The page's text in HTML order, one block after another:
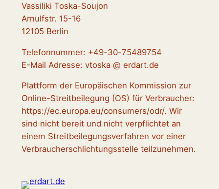
Vassiliki Toska-Soujon
Arnulfstr. 15-16
12105 Berlin
Telefonnummer: +49-30-75489754
E-Mail Adresse: vtoska @ erdart.de
Plattform der Europäischen Kommission zur
Online-Streitbeilegung (OS) für Verbraucher:
https://ec.europa.eu/consumers/odr/. Wir
sind nicht bereit und nicht verpflichtet an
einem Streitbeilegungsverfahren vor einer
Verbraucherschlichtungsstelle teilzunehmen.